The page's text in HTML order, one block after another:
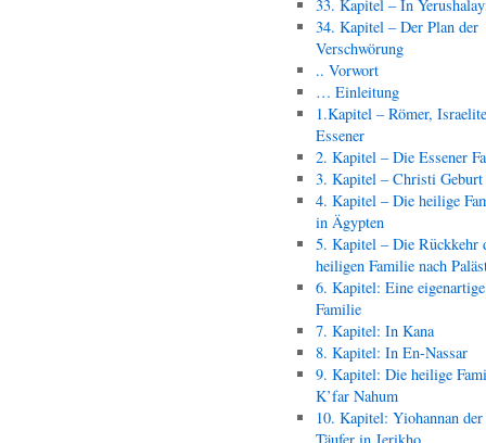
33. Kapitel – In
34. Kapitel – Der Plan der
Verschwörung
.. Vorwort
… Einleitung
1.Kapitel – Römer,
Essener
2. Kapitel – Die Essener
3. Kapitel – Christi Geburt
4. Kapitel – Die heilige
in Ägypten
5. Kapitel – Die Rückkehr
heiligen Familie nach
6. Kapitel: Eine eigenartige
Familie
7. Kapitel: In Kana
8. Kapitel: In En-Nassar
9. Kapitel: Die heilige
K’far Nahum
10. Kapitel: Yiohannan der